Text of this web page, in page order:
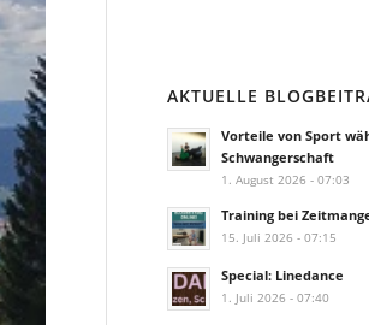
AKTUELLE
Vorteile von Sport
Schwangerschaft
1. August 2026 - 07:03
Training bei
15. Juli 2026 - 07:15
Special: Linedance
1. Juli 2026 - 07:40